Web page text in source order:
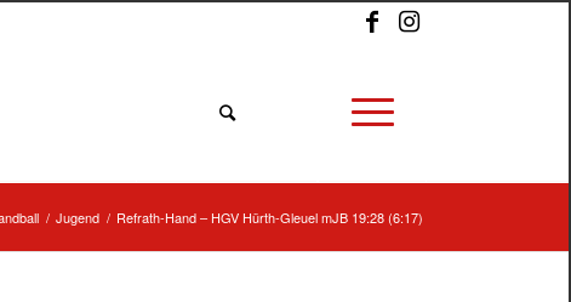
/ Jugend / Refrath-Hand – HGV Hürth-Gleuel mJB 19:28 (6:17)